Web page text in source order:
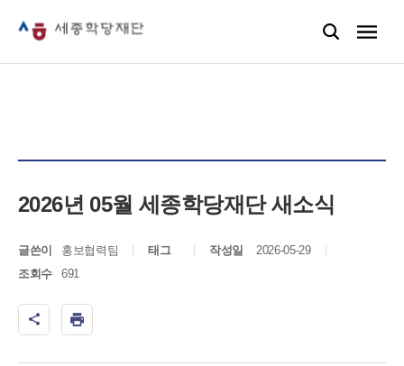
2026년 05월 세종학당재단 새소식
글쓴이 홍보협력팀 태그 작성일
2026-05-29
조회수
691